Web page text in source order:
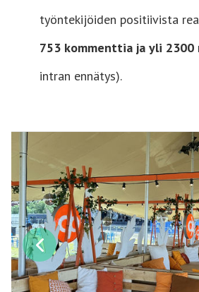
työntekijöiden positiivista
753 kommenttia ja yli
intran ennätys).